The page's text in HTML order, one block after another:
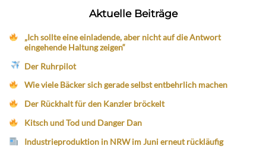
Aktuelle Beiträge
„Ich sollte eine einladende, aber nicht auf die Antwort
eingehende Haltung zeigen“
Der Ruhrpilot
Wie viele Bäcker sich gerade selbst entbehrlich machen
Der Rückhalt für den Kanzler bröckelt
Kitsch und Tod und Danger Dan
Industrieproduktion in NRW im Juni erneut rückläufig